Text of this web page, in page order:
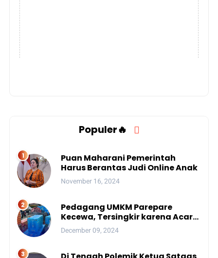
Populer🔥
Puan Maharani Pemerintah
Harus Berantas Judi Online Anak
November 16, 2024
Pedagang UMKM Parepare
Kecewa, Tersingkir karena Acara
Besar
December 09, 2024